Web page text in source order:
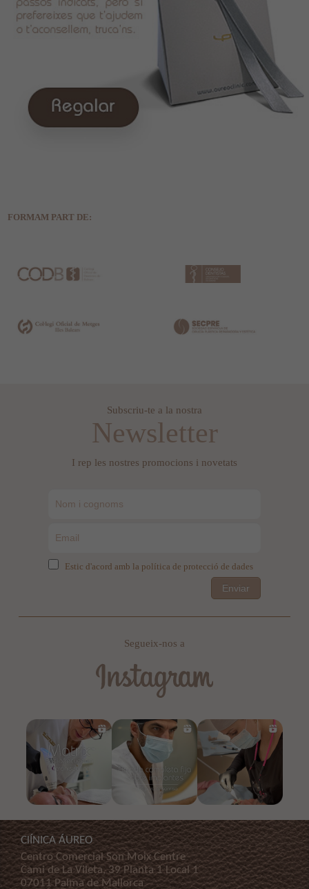
FORMAM PART DE:
Subscriu-te a la nostra
Newsletter
I rep les nostres promocions i novetats
Estic d'acord amb la política de protecció de dades
Enviar
Segueix-nos a
ClÍNICA ÁUREO
Centro Comercial Son Moix Centre
Cami de La Vileta, 39 Planta 1 Local 1
07011 Palma de Mallorca